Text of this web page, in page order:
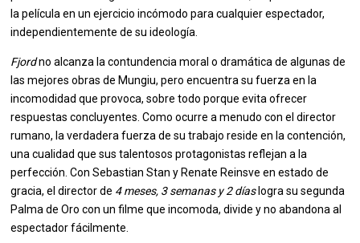
la película en un ejercicio incómodo para cualquier espectador,
independientemente de su ideología.
Fjordno alcanza la contundencia moral o dramática de algunas de
las mejores obras de Mungiu, pero encuentra su fuerza en la
incomodidad que provoca, sobre todo porque evita ofrecer
respuestas concluyentes. Como ocurre a menudo con el director
rumano, la verdadera fuerza de su trabajo reside en la contención,
una cualidad que sus talentosos protagonistas reflejan a la
perfección. Con Sebastian Stan y Renate Reinsve en estado de
gracia, el director de 4 meses, 3 semanas y 2 díaslogra su segunda
Palma de Oro con un filme que incomoda, divide y no abandona al
espectador fácilmente.